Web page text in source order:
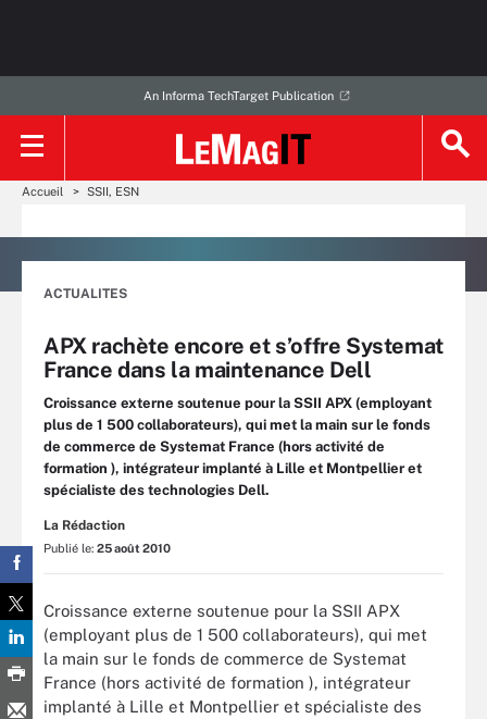
An Informa TechTarget Publication
Accueil SSII, ESN
ACTUALITES
APX rachète encore et s’offre Systemat
France dans la maintenance Dell
Croissance externe soutenue pour la SSII APX (employant
plus de 1 500 collaborateurs), qui met la main sur le fonds
de commerce de Systemat France (hors activité de
formation ), intégrateur implanté à Lille et Montpellier et
spécialiste des technologies Dell.
La Rédaction
Publié le: 25 août 2010
Croissance externe soutenue pour la SSII APX
(employant plus de 1 500 collaborateurs), qui met
la main sur le fonds de commerce de Systemat
France (hors activité de formation ), intégrateur
implanté à Lille et Montpellier et spécialiste des